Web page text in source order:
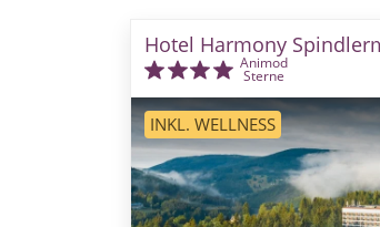
Hotel Harmony
Animod
Sterne
INKL. WELLNESS